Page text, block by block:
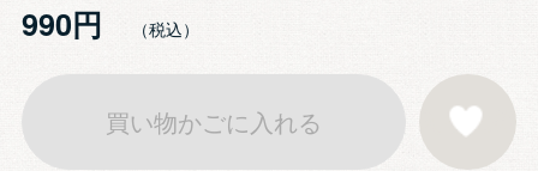
990円
買い物かごに入れる お気に入りに登